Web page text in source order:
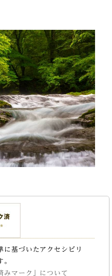
に基づいたアクセシビリ
。
みマーク」について